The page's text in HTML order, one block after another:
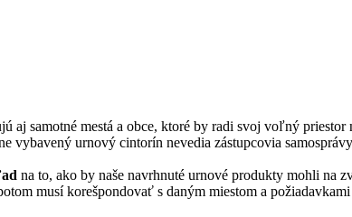
aj samotné mestá a obce, ktoré by radi svoj voľný
vybavený urnový cintorín nevedia zástupcovia
na to, ako by naše navrhnuté urnové produkty mohli na
musí korešpondovať s daným miestom a